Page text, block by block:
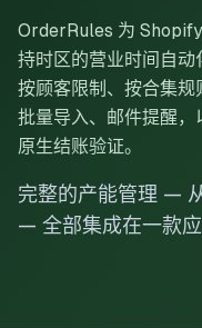
OrderRules 为
持时区的营业时间自
按顾客限制、按合集
批量导入、邮件提醒
原生结账验证。
完整的产能管理 —
— 全部集成在一款应